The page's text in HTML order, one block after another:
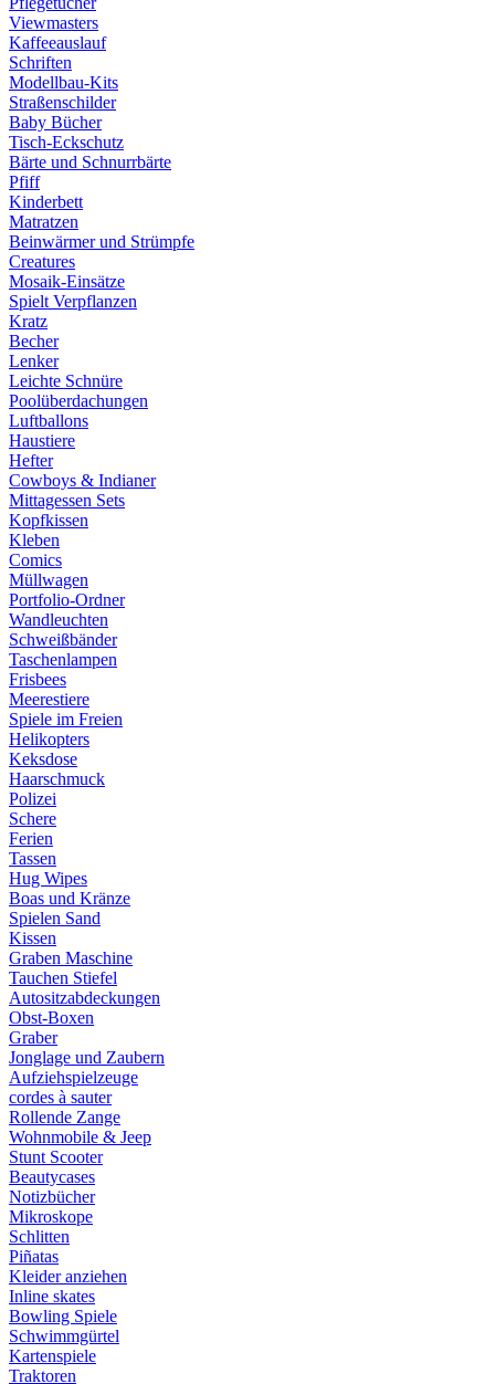
Viewmasters
Kaffeeauslauf
Schriften
Modellbau-Kits
Straßenschilder
Baby Bücher
Tisch-Eckschutz
Bärte und Schnurrbärte
Pfiff
Kinderbett
Matratzen
Beinwärmer und Strümpfe
Creatures
Mosaik-Einsätze
Spielt Verpflanzen
Kratz
Becher
Lenker
Leichte Schnüre
Poolüberdachungen
Luftballons
Haustiere
Hefter
Cowboys & Indianer
Mittagessen Sets
Kopfkissen
Kleben
Comics
Müllwagen
Portfolio-Ordner
Wandleuchten
Schweißbänder
Taschenlampen
Frisbees
Meerestiere
Spiele im Freien
Helikopters
Keksdose
Haarschmuck
Polizei
Schere
Ferien
Tassen
Hug Wipes
Boas und Kränze
Spielen Sand
Kissen
Graben Maschine
Tauchen Stiefel
Autositzabdeckungen
Obst-Boxen
Graber
Jonglage und Zaubern
Aufziehspielzeuge
cordes à sauter
Rollende Zange
Wohnmobile & Jeep
Stunt Scooter
Beautycases
Notizbücher
Mikroskope
Schlitten
Piñatas
Kleider anziehen
Inline skates
Bowling Spiele
Schwimmgürtel
Kartenspiele
Traktoren